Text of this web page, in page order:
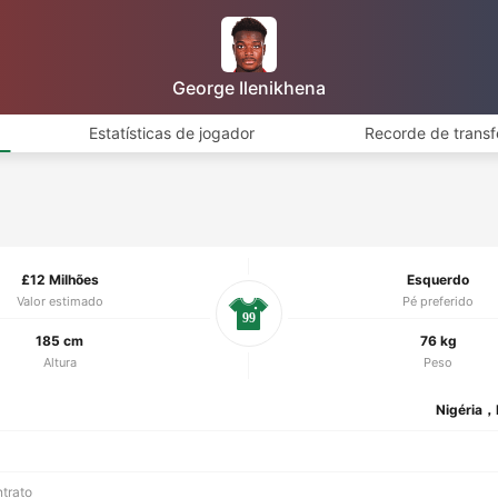
George Ilenikhena
Estatísticas de jogador Recorde de
£12 Milhões
Valor estimado
Esquerdo
Pé preferido
185 cm
Altura
76 kg
Peso
99
Nigéria